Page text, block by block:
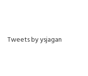
Tweets by ysjagan